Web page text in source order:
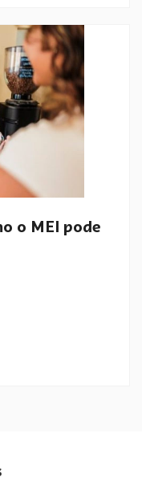
o MEI pode